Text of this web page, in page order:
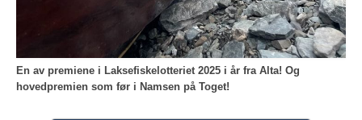
En av premiene i Laksefiskelotteriet 2025 i år fra Alta! Og
hovedpremien som før i Namsen på Toget!